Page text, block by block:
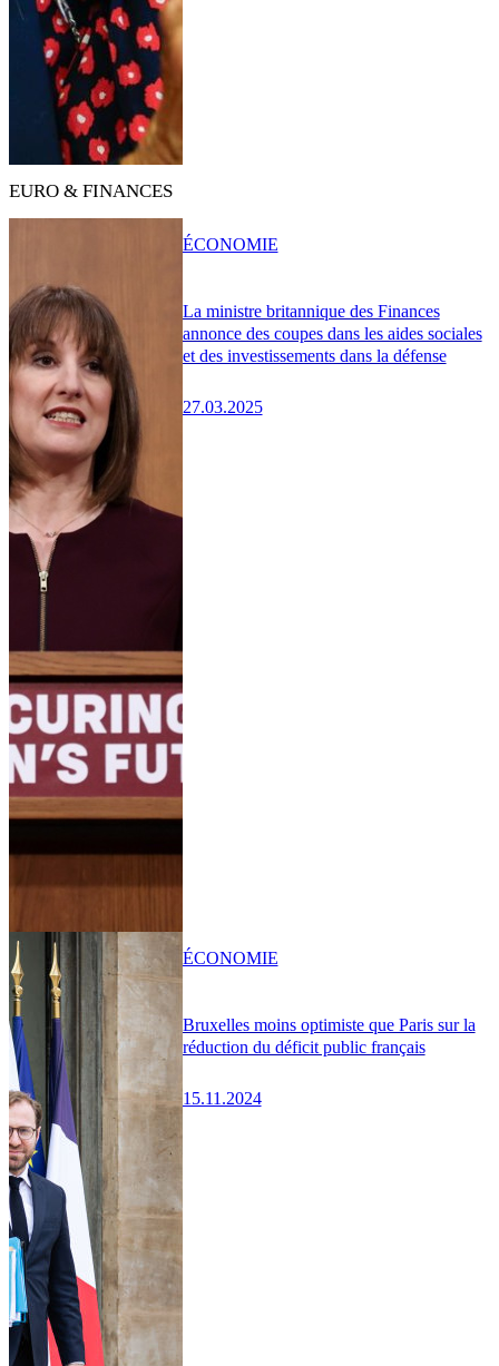
EURO & FINANCES
La ministre britannique des Finances
annonce des coupes dans les aides sociales
et des investissements dans la défense
27.03.2025
ÉCONOMIE
Bruxelles moins optimiste que Paris sur la
réduction du déficit public français
15.11.2024
ÉCONOMIE